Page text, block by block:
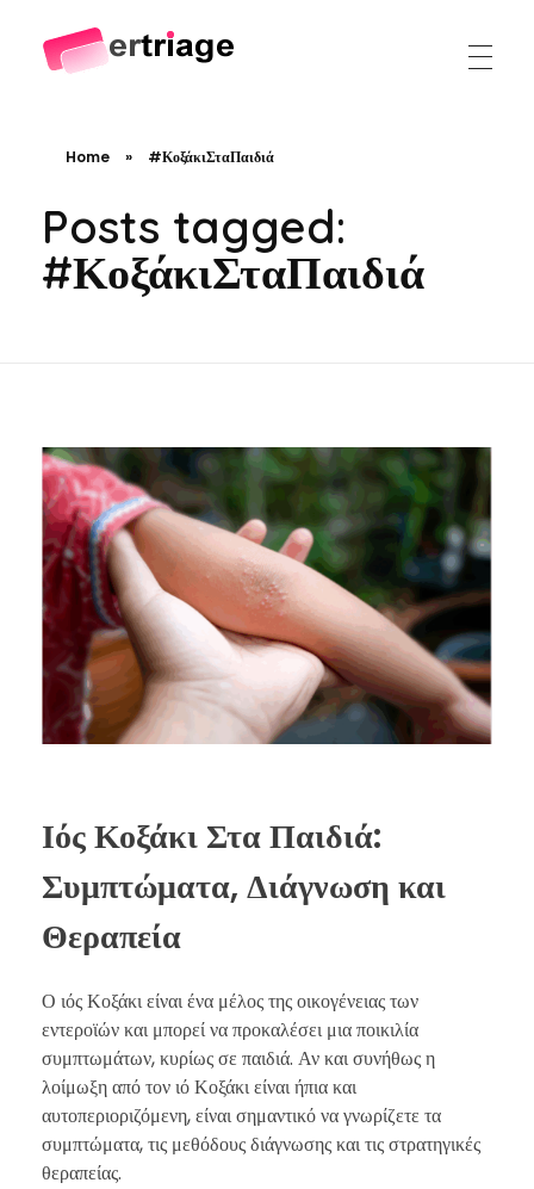
Home » #ΚοξάκιΣταΠαιδιά
Posts tagged:
#ΚοξάκιΣταΠαιδιά
Ιός Κοξάκι Στα Παιδιά:
Συμπτώματα, Διάγνωση και
Θεραπεία
Ο ιός Κοξάκι είναι ένα μέλος της οικογένειας των
εντεροϊών και μπορεί να προκαλέσει μια ποικιλία
συμπτωμάτων, κυρίως σε παιδιά. Αν και συνήθως η
λοίμωξη από τον ιό Κοξάκι είναι ήπια και
αυτοπεριοριζόμενη, είναι σημαντικό να γνωρίζετε τα
συμπτώματα, τις μεθόδους διάγνωσης και τις στρατηγικές
θεραπείας.